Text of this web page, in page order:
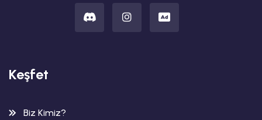
Keşfet
Biz Kimiz?